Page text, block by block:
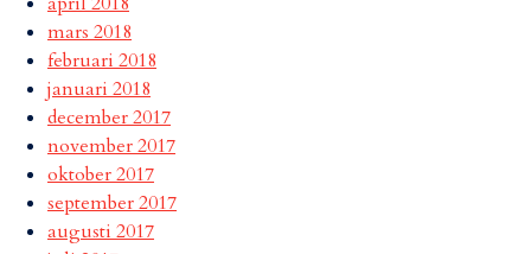
mars 2018
februari 2018
januari 2018
december 2017
november 2017
oktober 2017
september 2017
augusti 2017